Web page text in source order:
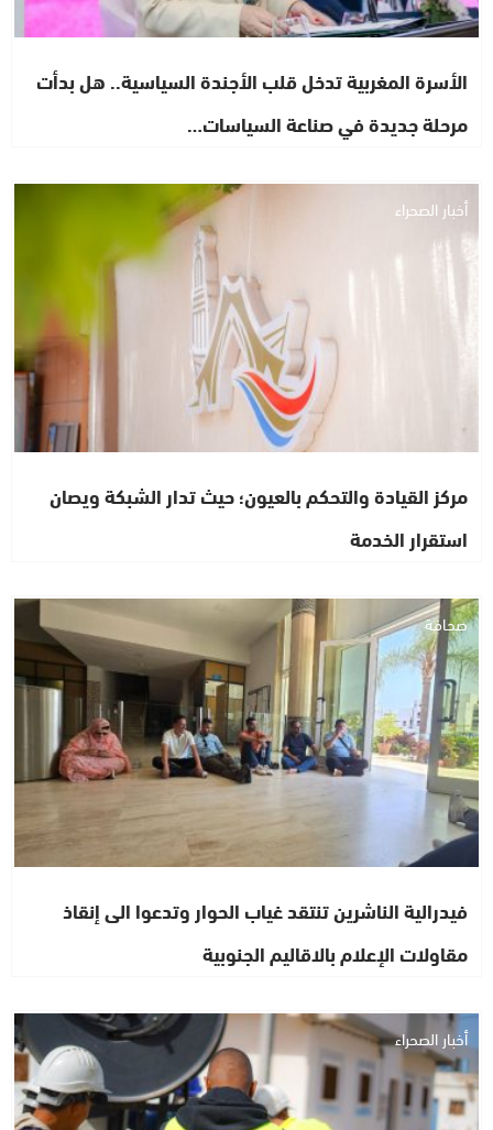
الأسرة المغربية تدخل قلب الأجندة السياسية.. هل بدأت
مرحلة جديدة في صناعة السياسات…
أخبار الصحراء
مركز القيادة والتحكم بالعيون؛ حيث تدار الشبكة ويصان
استقرار الخدمة
صحافة
فيدرالية الناشرين تنتقد غياب الحوار وتدعوا الى إنقاذ
مقاولات الإعلام بالاقاليم الجنوبية
أخبار الصحراء